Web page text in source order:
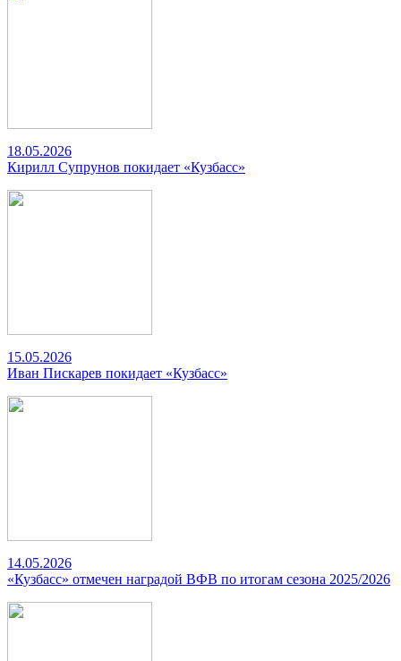
18.05.2026
Кирилл Супрунов покидает «Кузбасс»
15.05.2026
Иван Пискарев покидает «Кузбасс»
14.05.2026
«Кузбасс» отмечен наградой ВФВ по итогам сезона 2025/2026